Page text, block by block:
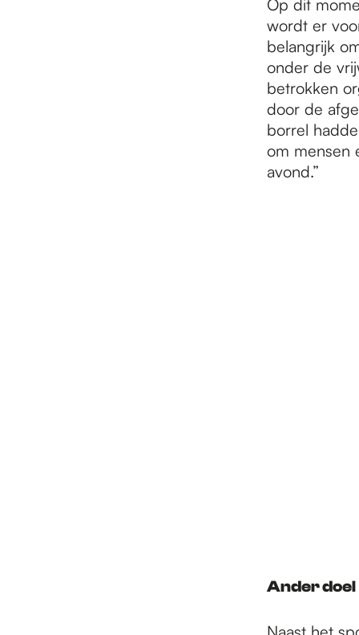
Op dit
wordt er
belangrijk
onder de
betrokken
door de
borrel
om mensen
avond.”
Ander doel